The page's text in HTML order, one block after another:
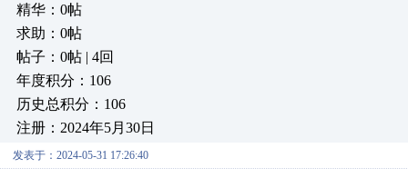
精华：0帖
求助：0帖
帖子：0帖 | 4回
年度积分：106
历史总积分：106
注册：2024年5月30日
发表于：2024-05-31 17:26:40